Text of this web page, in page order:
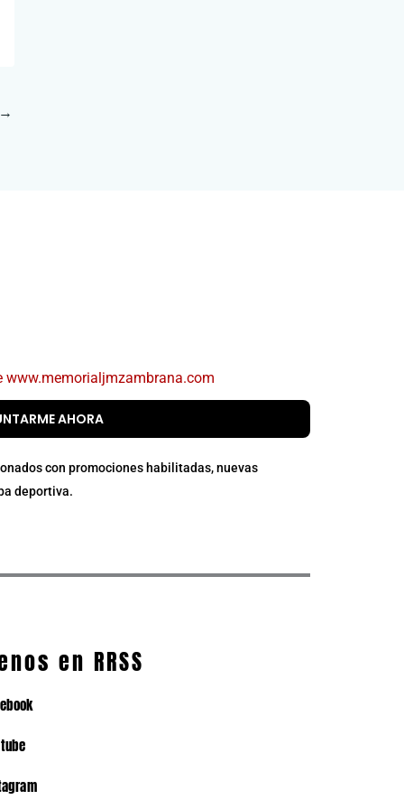
www.memorialjmzambrana.com
AHORA
con promociones habilitadas, nuevas
deportiva.
en RRSS